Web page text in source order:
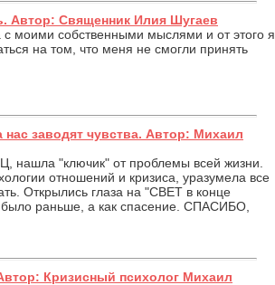
Автор: Священник Илия Шугаев
моими собственными мыслями и от этого я
на том, что меня не смогли принять
заводят чувства. Автор: Михаил
нашла "ключик" от проблемы всей жизни.
отношений и кризиса, уразумела все
Открылись глаза на "СВЕТ в конце
раньше, а как спасение. СПАСИБО,
Кризисный психолог Михаил